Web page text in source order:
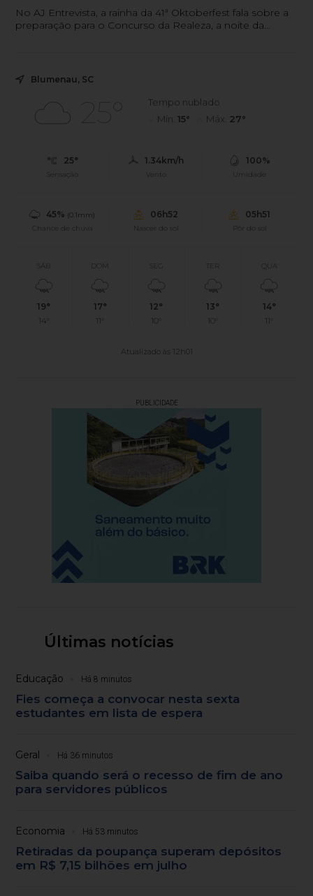
No AJ Entrevista, a rainha da 41ª Oktoberfest fala sobre a
preparação para o Concurso da Realeza, a noite da
Blumenau, SC
25°
Tempo nublado
Mín. 15° Máx. 27°
25°
Sensação
1.34km/h
Vento
100%
Umidade
45% (0.1mm)
Chance de chuva
06h52
Nascer do sol
05h51
Pôr do sol
SÁB
19°
14°
DOM
17°
11°
SEG
12°
10°
TER
13°
10°
QUA
14°
11°
Atualizado às 12h01
PUBLICIDADE
Últimas notícias
Educação Há 8 minutos
Fies começa a convocar nesta sexta
estudantes em lista de espera
Geral Há 36 minutos
Saiba quando será o recesso de fim de ano
para servidores públicos
Economia Há 53 minutos
Retiradas da poupança superam depósitos
em R$ 7,15 bilhões em julho